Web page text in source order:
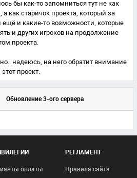
бы как-то запомниться тут не как
как старичок проекта, который за
ещё и какие-то возможности, которые
и других игроков на продолжение
проекта.
надеюсь, на него обратит внимание
проект.
Обновление 3-ого сервера
оплаты
РЕГЛАМЕНТ
Правила сайта